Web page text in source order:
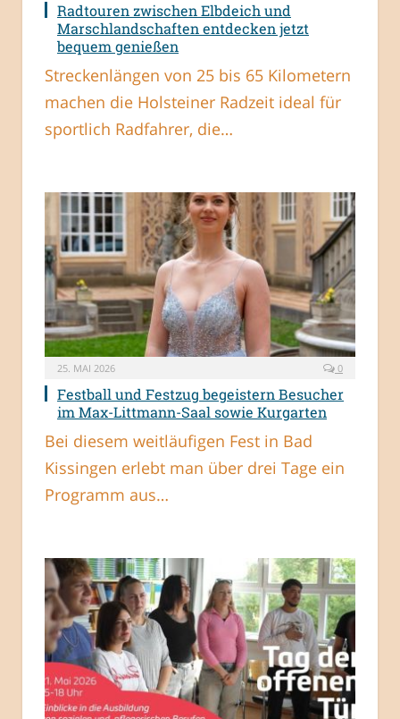
Radtouren zwischen Elbdeich und
Marschlandschaften entdecken jetzt
bequem genießen
Streckenlängen von 25 bis 65 Kilometern
machen die Holsteiner Radzeit ideal für
sportlich Radfahrer, die…
25. MAI 2026 0
Festball und Festzug begeistern Besucher
im Max-Littmann-Saal sowie Kurgarten
Bei diesem weitläufigen Fest in Bad
Kissingen erlebt man über drei Tage ein
Programm aus…